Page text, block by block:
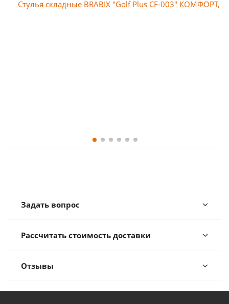
Задать вопрос
Рассчитать стоимость доставки
Отзывы